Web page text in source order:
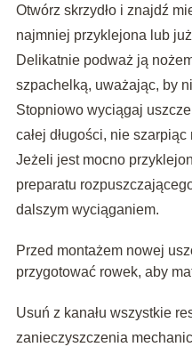
Otwórz skrzydło i znajdź
najmniej przyklejona lub
Delikatnie podważ ją
szpachelką, uważając, by
Stopniowo wyciągaj
całej długości, nie szarpiąc
Jeżeli jest mocno
preparatu
dalszym wyciąganiem.
Przed montażem nowej
przygotować rowek, aby
Usuń z kanału wszystkie
zanieczyszczenia